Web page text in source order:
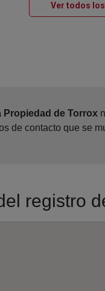
Ver todos
Propiedad de Torrox
de contacto que se
registro